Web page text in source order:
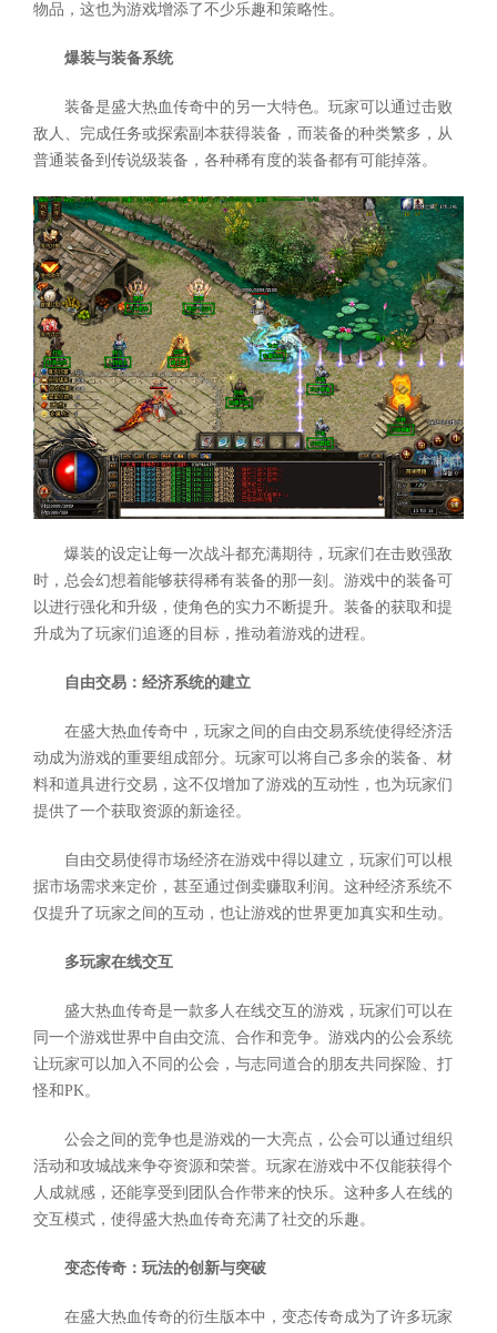
物品，这也为游戏增添了不少乐趣和策略性。
爆装与装备系统
装备是盛大热血传奇中的另一大特色。玩家可以通过击败
敌人、完成任务或探索副本获得装备，而装备的种类繁多，从
普通装备到传说级装备，各种稀有度的装备都有可能掉落。
爆装的设定让每一次战斗都充满期待，玩家们在击败强敌
时，总会幻想着能够获得稀有装备的那一刻。游戏中的装备可
以进行强化和升级，使角色的实力不断提升。装备的获取和提
升成为了玩家们追逐的目标，推动着游戏的进程。
自由交易：经济系统的建立
在盛大热血传奇中，玩家之间的自由交易系统使得经济活
动成为游戏的重要组成部分。玩家可以将自己多余的装备、材
料和道具进行交易，这不仅增加了游戏的互动性，也为玩家们
提供了一个获取资源的新途径。
自由交易使得市场经济在游戏中得以建立，玩家们可以根
据市场需求来定价，甚至通过倒卖赚取利润。这种经济系统不
仅提升了玩家之间的互动，也让游戏的世界更加真实和生动。
多玩家在线交互
盛大热血传奇是一款多人在线交互的游戏，玩家们可以在
同一个游戏世界中自由交流、合作和竞争。游戏内的公会系统
让玩家可以加入不同的公会，与志同道合的朋友共同探险、打
怪和PK。
公会之间的竞争也是游戏的一大亮点，公会可以通过组织
活动和攻城战来争夺资源和荣誉。玩家在游戏中不仅能获得个
人成就感，还能享受到团队合作带来的快乐。这种多人在线的
交互模式，使得盛大热血传奇充满了社交的乐趣。
变态传奇：玩法的创新与突破
在盛大热血传奇的衍生版本中，变态传奇成为了许多玩家